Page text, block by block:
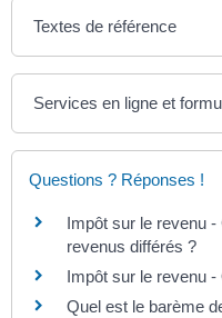
Textes de référence
Services en ligne et
Questions ? Réponses !
Impôt sur le revenu
revenus différés ?
Impôt sur le revenu
Quel est le barème